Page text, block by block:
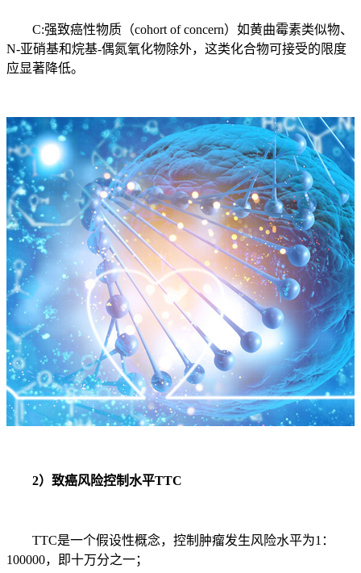
C:强致癌性物质（cohort of concern）如黄曲霉素类似物、
N-亚硝基和烷基-偶氮氧化物除外，这类化合物可接受的限度
应显著降低。
2）致癌风险控制水平TTC
TTC是一个假设性概念，控制肿瘤发生风险水平为1：
100000，即十万分之一；